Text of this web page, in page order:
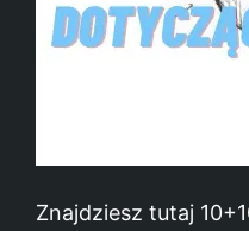
Znajdziesz tutaj